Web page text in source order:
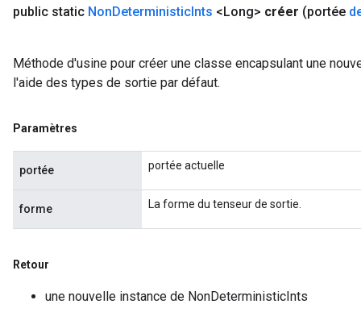
public static NonDeterministicInts <Long> créer (portée
Méthode d'usine pour créer une classe encapsulant une
l'aide des types de sortie par défaut.
Paramètres
portée portée actuelle
forme La forme du tenseur de sortie.
Retour
une nouvelle instance de NonDeterministicInts